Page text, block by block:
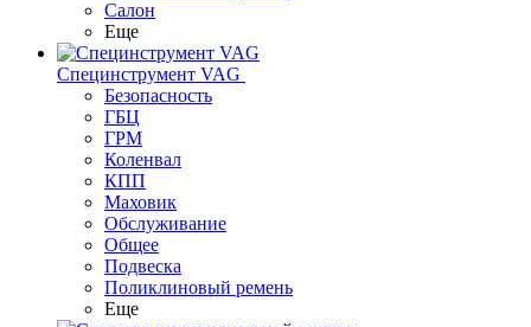
Салон
Еще
Специнструмент VAG
Безопасность
ГБЦ
ГРМ
Коленвал
КПП
Маховик
Обслуживание
Общее
Подвеска
Поликлиновый ремень
Еще